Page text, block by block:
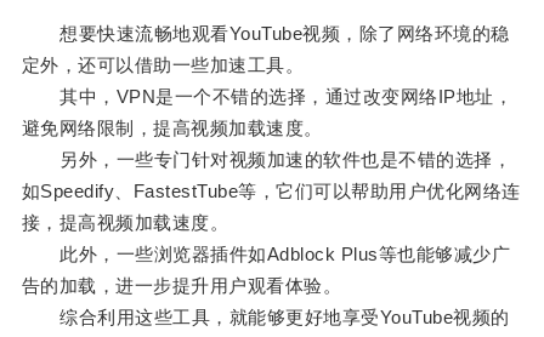
想要快速流畅地观看YouTube视频，除了网络环境的稳
定外，还可以借助一些加速工具。
其中，VPN是一个不错的选择，通过改变网络IP地址，
避免网络限制，提高视频加载速度。
另外，一些专门针对视频加速的软件也是不错的选择，
如Speedify、FastestTube等，它们可以帮助用户优化网络连
接，提高视频加载速度。
此外，一些浏览器插件如Adblock Plus等也能够减少广
告的加载，进一步提升用户观看体验。
综合利用这些工具，就能够更好地享受YouTube视频的